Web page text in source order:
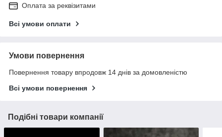
Оплата за реквізитами
Всі умови оплати
Умови повернення
Повернення товару впродовж 14 днів за домовленістю
Всі умови повернення
Подібні товари компанії